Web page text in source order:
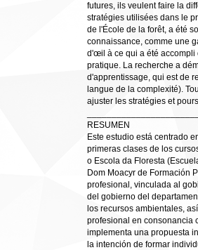
futures, ils veulent faire la
stratégies utilisées dans le
de l'École de la forêt, a été
connaissance, comme une
d'œil à ce qui a été accompli
pratique. La recherche a
d'apprentissage, qui est de
langue de la complexité).
ajuster les stratégies et
RESUMEN
Este estudio está centrado
primeras clases de los
o Escola da Floresta
Dom Moacyr de Formación
profesional, vinculada al
del gobierno del
los recursos ambientales,
profesional en consonancia
implementa una propuesta
la intención de formar